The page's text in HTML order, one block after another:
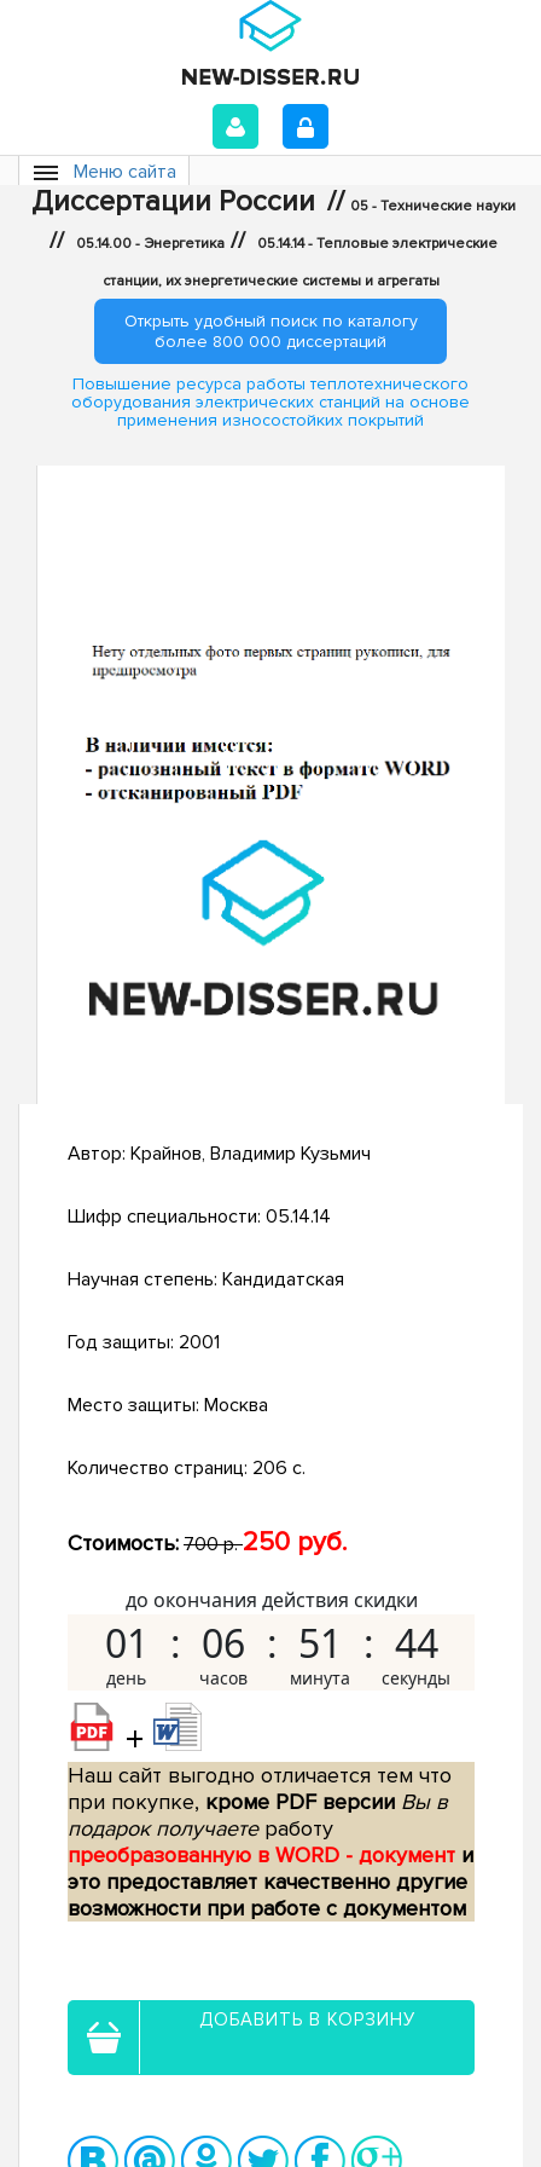
Меню сайта
Диссертации России // 05 - Технические науки
// 05.14.00 - Энергетика // 05.14.14 - Тепловые электрические
станции, их энергетические системы и агрегаты
Открыть удобный поиск по каталогу
более 800 000 диссертаций
Повышение ресурса работы теплотехнического
оборудования электрических станций на основе
применения износостойких покрытий
Автор: Крайнов, Владимир Кузьмич
Шифр специальности: 05.14.14
Научная степень: Кандидатская
Год защиты: 2001
Место защиты: Москва
Количество страниц: 206 с.
Стоимость: 700 р.250 руб.
до окончания действия скидки
01 06 51 43
+
Наш сайт выгодно отличается тем что
при покупке, кроме PDF версии Вы в
подарок получаетеработу
преобразованную в WORD - документ и
это предоставляет качественно другие
возможности при работе с документом
ДОБАВИТЬ В КОРЗИНУ